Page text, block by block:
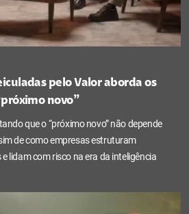
pelo Valor aborda os
novo”
que o “próximo novo” não depende
de como empresas estruturam
lidam com risco na era da inteligência